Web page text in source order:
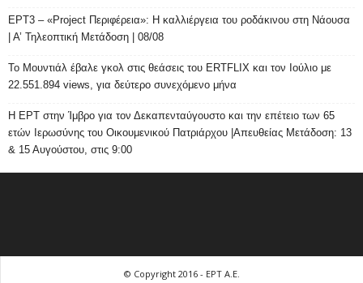
ΕΡΤ3 – «Project Περιφέρεια»: Η καλλιέργεια του ροδάκινου στη Νάουσα
| Α’ Τηλεοπτική Μετάδοση | 08/08
Το Μουντιάλ έβαλε γκολ στις θεάσεις του ERTFLIX και τον Ιούλιο με
22.551.894 views, για δεύτερο συνεχόμενο μήνα
Η ΕΡΤ στην Ίμβρο για τον Δεκαπενταύγουστο και την επέτειο των 65
ετών Ιερωσύνης του Οικουμενικού Πατριάρχου |Απευθείας Μετάδοση: 13
& 15 Αυγούστου, στις 9:00
© Copyright 2016 - ΕΡΤ Α.Ε.